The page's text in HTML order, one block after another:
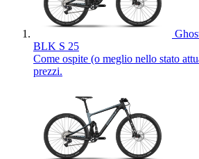
BLK S 25
Come ospite (o meglio nello stato
prezzi.